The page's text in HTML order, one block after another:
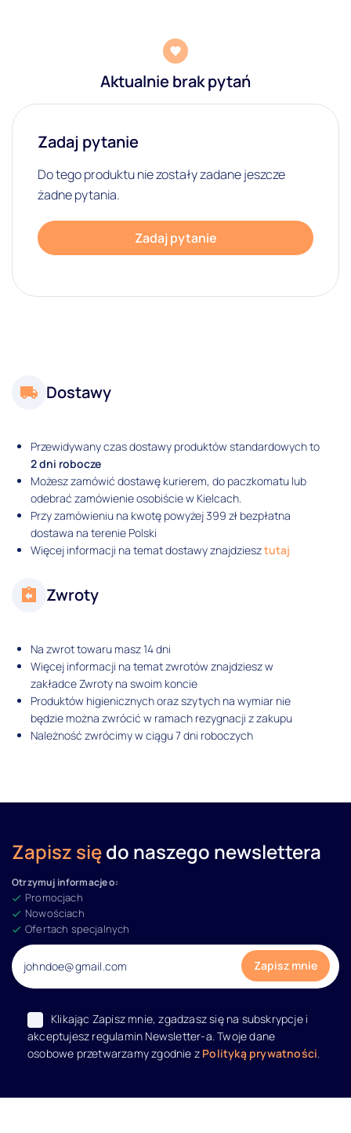
Aktualnie brak pytań
Zadaj pytanie
Do tego produktu nie zostały zadane jeszcze
żadne pytania.
Zadaj pytanie
Dostawy
Przewidywany czas dostawy produktów standardowych to
2 dni robocze
Możesz zamówić dostawę kurierem, do paczkomatu lub
odebrać zamówienie osobiście w Kielcach.
Przy zamówieniu na kwotę powyżej 399 zł bezpłatna
dostawa na terenie Polski
Więcej informacji na temat dostawy znajdziesztutaj
Zwroty
Na zwrot towaru masz 14 dni
Więcej informacji na temat zwrotów znajdziesz w
zakładce Zwroty na swoim koncie
Produktów higienicznych oraz szytych na wymiar nie
będzie można zwrócić w ramach rezygnacji z zakupu
Należność zwrócimy w ciągu 7 dni roboczych
Zapisz siędo naszego newslettera
Otrzymuj informacje o:
Promocjach
Nowościach
Ofertach specjalnych
Klikając Zapisz mnie, zgadzasz się na subskrypcje i
akceptujesz regulamin Newsletter-a. Twoje dane
osobowe przetwarzamy zgodnie z Polityką prywatności.